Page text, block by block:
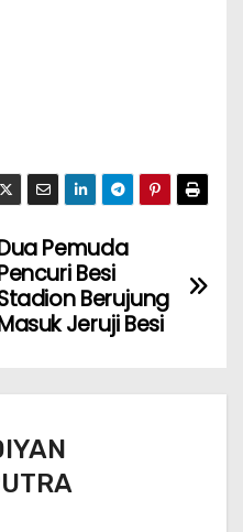
Pemuda
Besi
Berujung
Jeruji Besi